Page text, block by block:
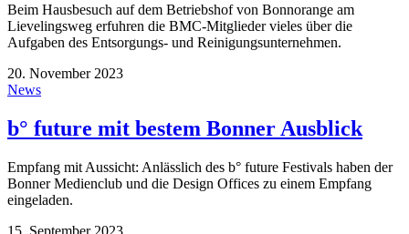
Beim Hausbesuch auf dem Betriebshof von Bonnorange am
Lievelingsweg erfuhren die BMC-Mitglieder vieles über die
Aufgaben des Entsorgungs- und Reinigungsunternehmen.
20. November 2023
News
b° future mit bestem Bonner Ausblick
Empfang mit Aussicht: Anlässlich des b° future Festivals haben der
Bonner Medienclub und die Design Offices zu einem Empfang
eingeladen.
15. September 2023